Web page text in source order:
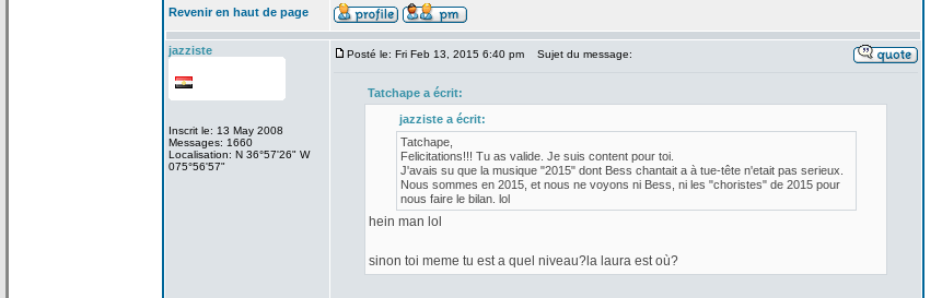
Revenir en haut de page
jazziste
Inscrit le: 13 May 2008
Messages: 1660
Localisation: N 36°57'26" W
075°56'57"
Posté le: Fri Feb 13, 2015 6:40 pm Sujet du message:
Tatchape a écrit:
jazziste aécrit:
Tatchape,
Felicitations!!! Tu as valide. Je suis content pour toi.
J'avais su que lamusique "2015" dont Bess chantait aà tue-tête n'etait pas serieux.
Nous sommes en 2015, et nous ne voyons ni Bess, ni les "choristes" de2015 pour
nous faire le bilan. lol
hein man lol
sinon toi meme tu est a quel niveau?la laura est où?